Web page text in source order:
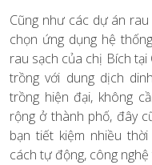
Cũng như các dự án
chọn ứng dụng hệ
rau sạch của chị Bích
trồng với dung dịch
trồng hiện đại, không
rộng ở thành phố, đây
bạn tiết kiệm nhiều
cách tự động, công